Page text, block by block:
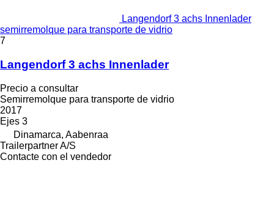
Langendorf 3 achs Innenlader
semirremolque para transporte de vidrio
7
Langendorf 3 achs Innenlader
Precio a consultar
Semirremolque para transporte de vidrio
2017
Ejes 3
Dinamarca, Aabenraa
Trailerpartner A/S
Contacte con el vendedor